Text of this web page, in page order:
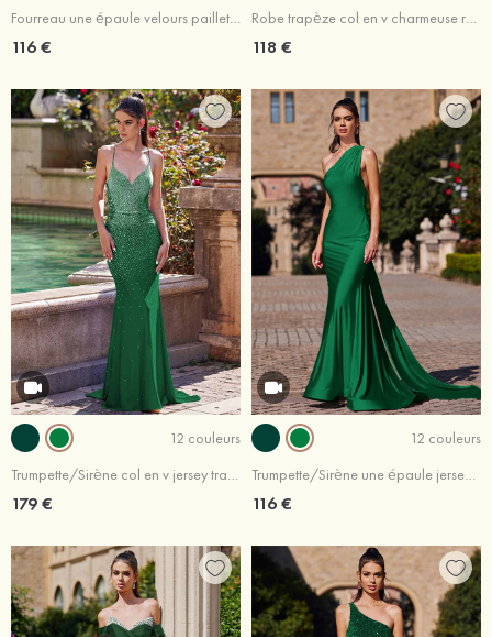
Fourreau une épaule velours paillettes traîne balayage robe de bal
116 €
Robe trapèze col en v charmeuse ras du sol robe de bal
118 €
12 couleurs
Trumpette/Sirène col en v jersey traîne balayage robe de bal
179 €
12 couleurs
Trumpette/Sirène une épaule jersey traîne balayage robe de bal
116 €